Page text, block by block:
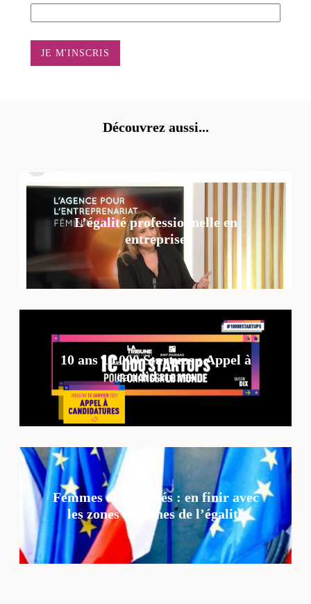
Découvrez aussi...
L’égalité professionnelle en
entreprise
10 ans 10 000 Startups : Appel à
candidatures
Femmes et ruralités : en finir avec
les zones blanches de l’égalité